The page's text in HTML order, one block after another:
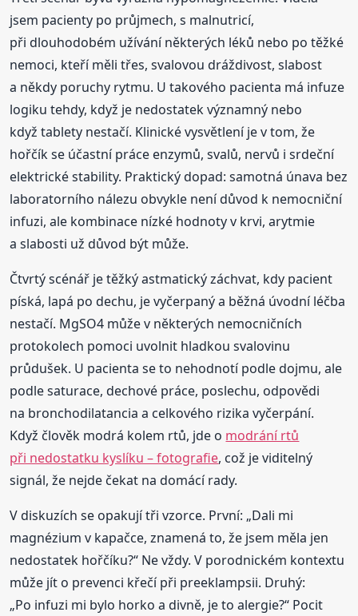
jsem pacienty po průjmech, s malnutricí,
při dlouhodobém užívání některých léků nebo po těžké
nemoci, kteří měli třes, svalovou dráždivost, slabost
a někdy poruchy rytmu. U takového pacienta má infuze
logiku tehdy, když je nedostatek významný nebo
když tablety nestačí. Klinické vysvětlení je v tom, že
hořčík se účastní práce enzymů, svalů, nervů i srdeční
elektrické stability. Praktický dopad: samotná únava bez
laboratorního nálezu obvykle není důvod k nemocniční
infuzi, ale kombinace nízké hodnoty v krvi, arytmie
a slabosti už důvod být může.
Čtvrtý scénář je těžký astmatický záchvat, kdy pacient
píská, lapá po dechu, je vyčerpaný a běžná úvodní léčba
nestačí. MgSO4 může v některých nemocničních
protokolech pomoci uvolnit hladkou svalovinu
průdušek. U pacienta se to nehodnotí podle dojmu, ale
podle saturace, dechové práce, poslechu, odpovědi
na bronchodilatancia a celkového rizika vyčerpání.
Když člověk modrá kolem rtů, jde o modrání rtů
při nedostatku kyslíku – fotografie, což je viditelný
signál, že nejde čekat na domácí rady.
V diskuzích se opakují tři vzorce. První: „Dali mi
magnézium v kapačce, znamená to, že jsem měla jen
nedostatek hořčíku?“ Ne vždy. V porodnickém kontextu
může jít o prevenci křečí při preeklampsii. Druhý:
„Po infuzi mi bylo horko a divně, je to alergie?“ Pocit